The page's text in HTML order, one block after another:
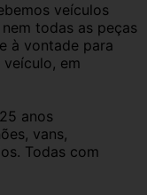
veículos
todas as peças
à vontade para
em
anos
vans,
Todas com